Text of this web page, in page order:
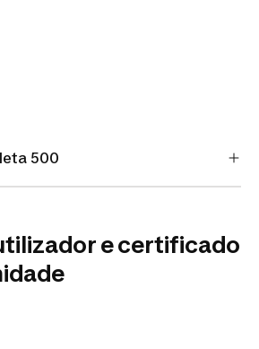
500
e certificado